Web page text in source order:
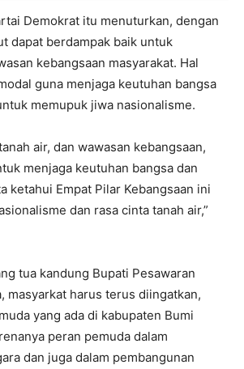
Demokrat itu menuturkan, dengan
dapat berdampak baik untuk
kebangsaan masyarakat. Hal
guna menjaga keutuhan bangsa
memupuk jiwa nasionalisme.
air, dan wawasan kebangsaan,
menjaga keutuhan bangsa dan
ketahui Empat Pilar Kebangsaan ini
dan rasa cinta tanah air,”
tua kandung Bupati Pesawaran
masyarkat harus terus diingatkan,
yang ada di kabupaten Bumi
peran pemuda dalam
dan juga dalam pembangunan